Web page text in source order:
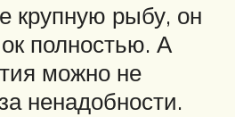
крупную рыбу, он
полностью. А
можно не
ненадобности.